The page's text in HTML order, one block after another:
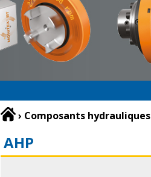
› Composants hydrauliques
AHP